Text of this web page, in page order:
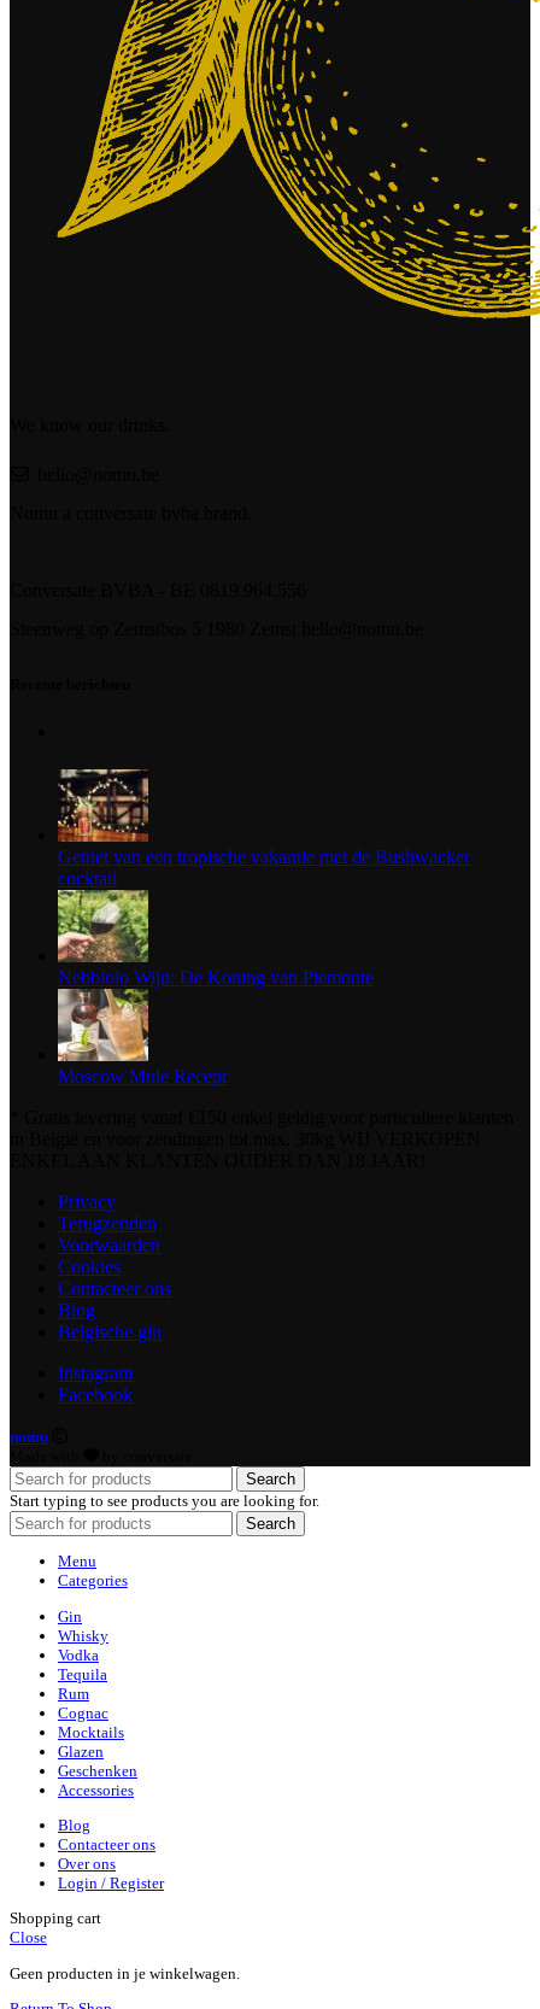
Geniet van een tropische vakantie met de Bushwacker
cocktail
Nebbiolo Wijn: De Koning van Piemonte
Moscow Mule Recept
Privacy
Terugzenden
Voorwaarden
Cookies
Contacteer ons
Blog
Belgische gin
Instagram
Facebook
nomu
Search
Start typing to see products you are looking for.
Search
Menu
Categories
Gin
Whisky
Vodka
Tequila
Rum
Cognac
Mocktails
Glazen
Geschenken
Accessories
Blog
Contacteer ons
Over ons
Login / Register
Shopping cart
Close
Geen producten in je winkelwagen.